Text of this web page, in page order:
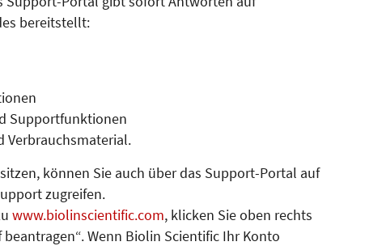
bereitstellt:
Supportfunktionen
Verbrauchsmaterial.
können Sie auch über das Support-Portal auf
zugreifen.
www.biolinscientific.com, klicken Sie oben rechts
Wenn Biolin Scientific Ihr Konto